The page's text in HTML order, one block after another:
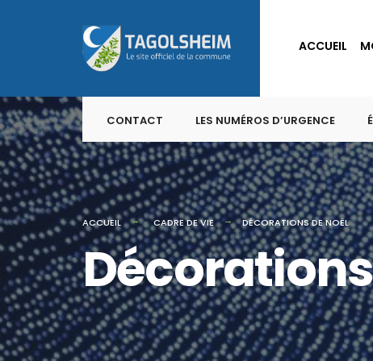
to
content
ACCUEIL
CONTACT LES NUMÉROS D’URGENCE
ACCUEIL CADRE DE VIE DÉCORATIONS DE NOËL